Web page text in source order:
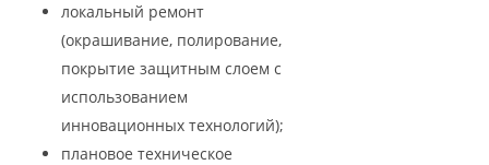
локальный ремонт
(окрашивание, полирование,
покрытие защитным слоем с
использованием
инновационных технологий);
плановое техническое